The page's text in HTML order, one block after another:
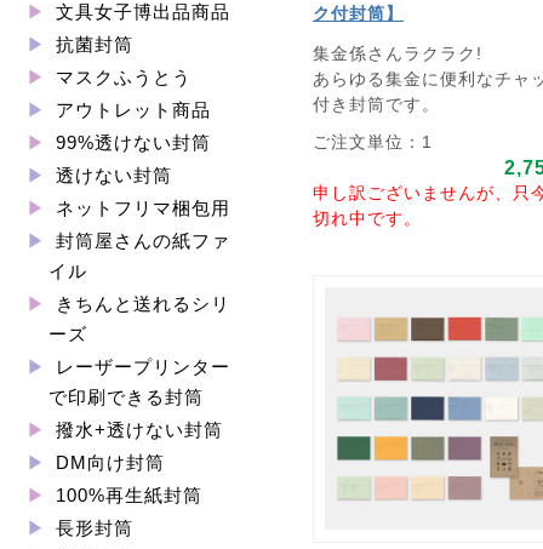
文具女子博出品商品
抗菌封筒
マスクふうとう
アウトレット商品
99%透けない封筒
透けない封筒
ネットフリマ梱包用
封筒屋さんの紙ファ
イル
きちんと送れるシリ
ーズ
レーザープリンター
で印刷できる封筒
撥水+透けない封筒
DM向け封筒
100%再生紙封筒
長形封筒
ク付封筒】
集金係さんラクラク!
あらゆる集金に便利なチャ
付き封筒です。
ご注文単位：1
申し訳ございませんが、只
切れ中です。